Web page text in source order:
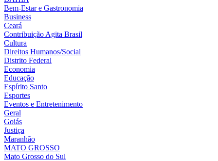
Bem-Estar e Gastronomia
Business
Ceará
Contribuição Agita Brasil
Cultura
Direitos Humanos/Social
Distrito Federal
Economia
Educação
Espírito Santo
Esportes
Eventos e Entretenimento
Geral
Goiás
Justiça
Maranhão
MATO GROSSO
Mato Grosso do Sul